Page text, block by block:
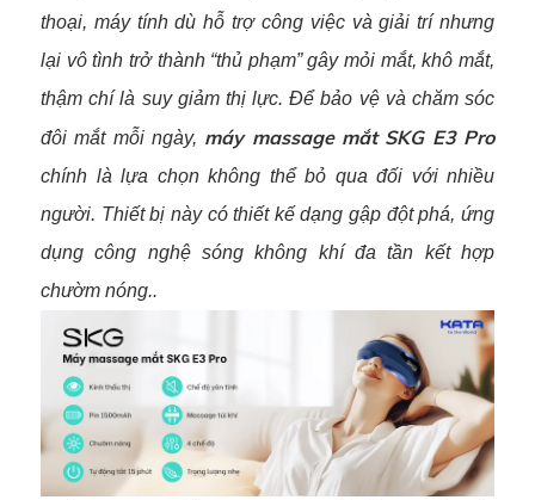
thoại, máy tính dù hỗ trợ công việc và giải trí nhưng
lại vô tình trở thành “thủ phạm” gây mỏi mắt, khô mắt,
thậm chí là suy giảm thị lực. Để bảo vệ và chăm sóc
đôi mắt mỗi ngày, máy massage mắt SKG E3 Pro
chính là lựa chọn không thể bỏ qua đối với nhiều
người. Thiết bị này có thiết kế dạng gập đột phá, ứng
dụng công nghệ sóng không khí đa tần kết hợp
chườm nóng..